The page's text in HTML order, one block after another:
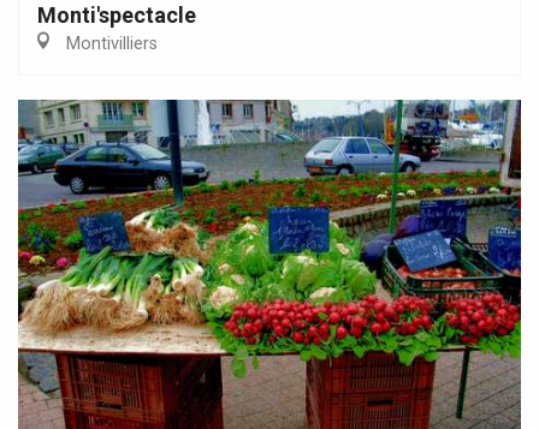
Monti'spectacle
Montivilliers